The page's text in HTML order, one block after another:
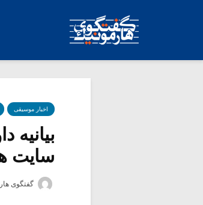
اخبار موسیقی
سایت
گفتگوی